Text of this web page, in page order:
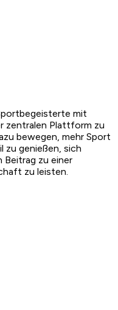
mit
zentralen Plattform zu
bewegen, mehr Sport
zu genießen, sich
Beitrag zu einer
zu leisten.